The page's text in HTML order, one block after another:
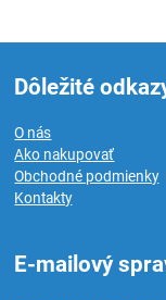
Dôležité
O nás
Ako nakupovať
Obchodné podmienky
Kontakty
E-mailový